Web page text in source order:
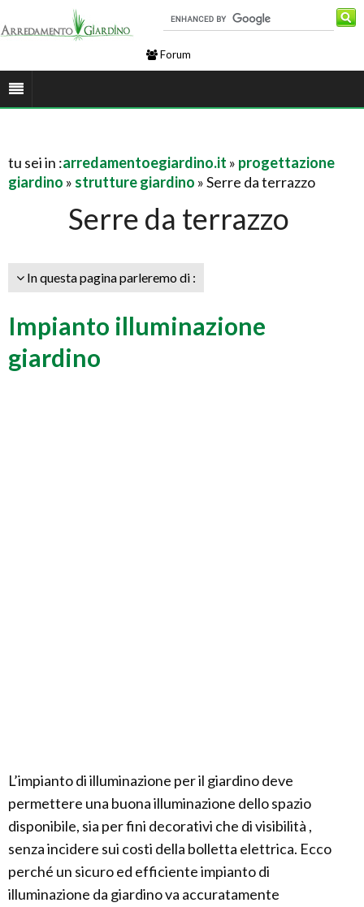
Forum
tu sei in :arredamentoegiardino.it » progettazione
giardino » strutture giardino » Serre da terrazzo
Serre da terrazzo
In questa pagina parleremo di :
Impianto illuminazione
giardino
L’impianto di illuminazione per il giardino deve
permettere una buona illuminazione dello spazio
disponibile, sia per fini decorativi che di visibilità ,
senza incidere sui costi della bolletta elettrica. Ecco
perché un sicuro ed efficiente impianto di
illuminazione da giardino va accuratamente